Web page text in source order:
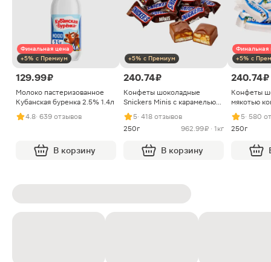
Финальная цена
+5% с Премиум
129.99 ₽
Молоко пастеризованное
Кубанская буренка 2.5% 1.4л
4.8· 639 отзывов
В корзину
+5% с Премиум
240.74 ₽
Конфеты шоколадные
Snickers Minis с карамелью
арахисом и нугой
5· 418 отзывов
250г
962.99 ₽ · 1кг
В корзину
Финальная
+5% с
240.74 ₽
Конфеты
мякотью
5· 580
250г